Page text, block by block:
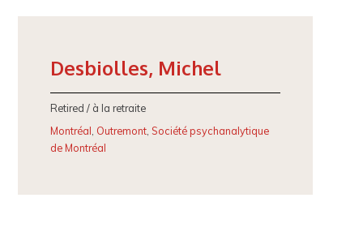
Desbiolles, Michel
Retired / à la retraite
Montréal, Outremont, Société psychanalytique
de Montréal